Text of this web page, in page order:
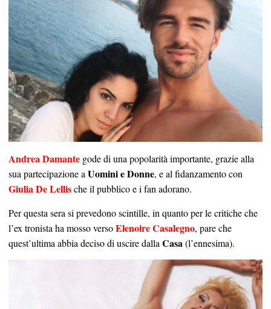
Andrea Damante gode di una popolarità importante, grazie alla
sua partecipazione a Uomini e Donne, e al fidanzamento con
Giulia De Lellische il pubblico e i fan adorano.
Per questa sera si prevedono scintille, in quanto per le critiche che
l’ex tronista ha mosso versoElenoire Casalegno, pare che
quest’ultima abbia deciso di uscire dalla Casa(l’ennesima).